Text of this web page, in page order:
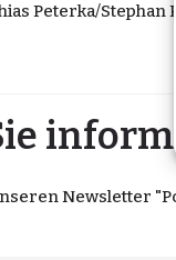
Peterka/Stephan
Newsletter